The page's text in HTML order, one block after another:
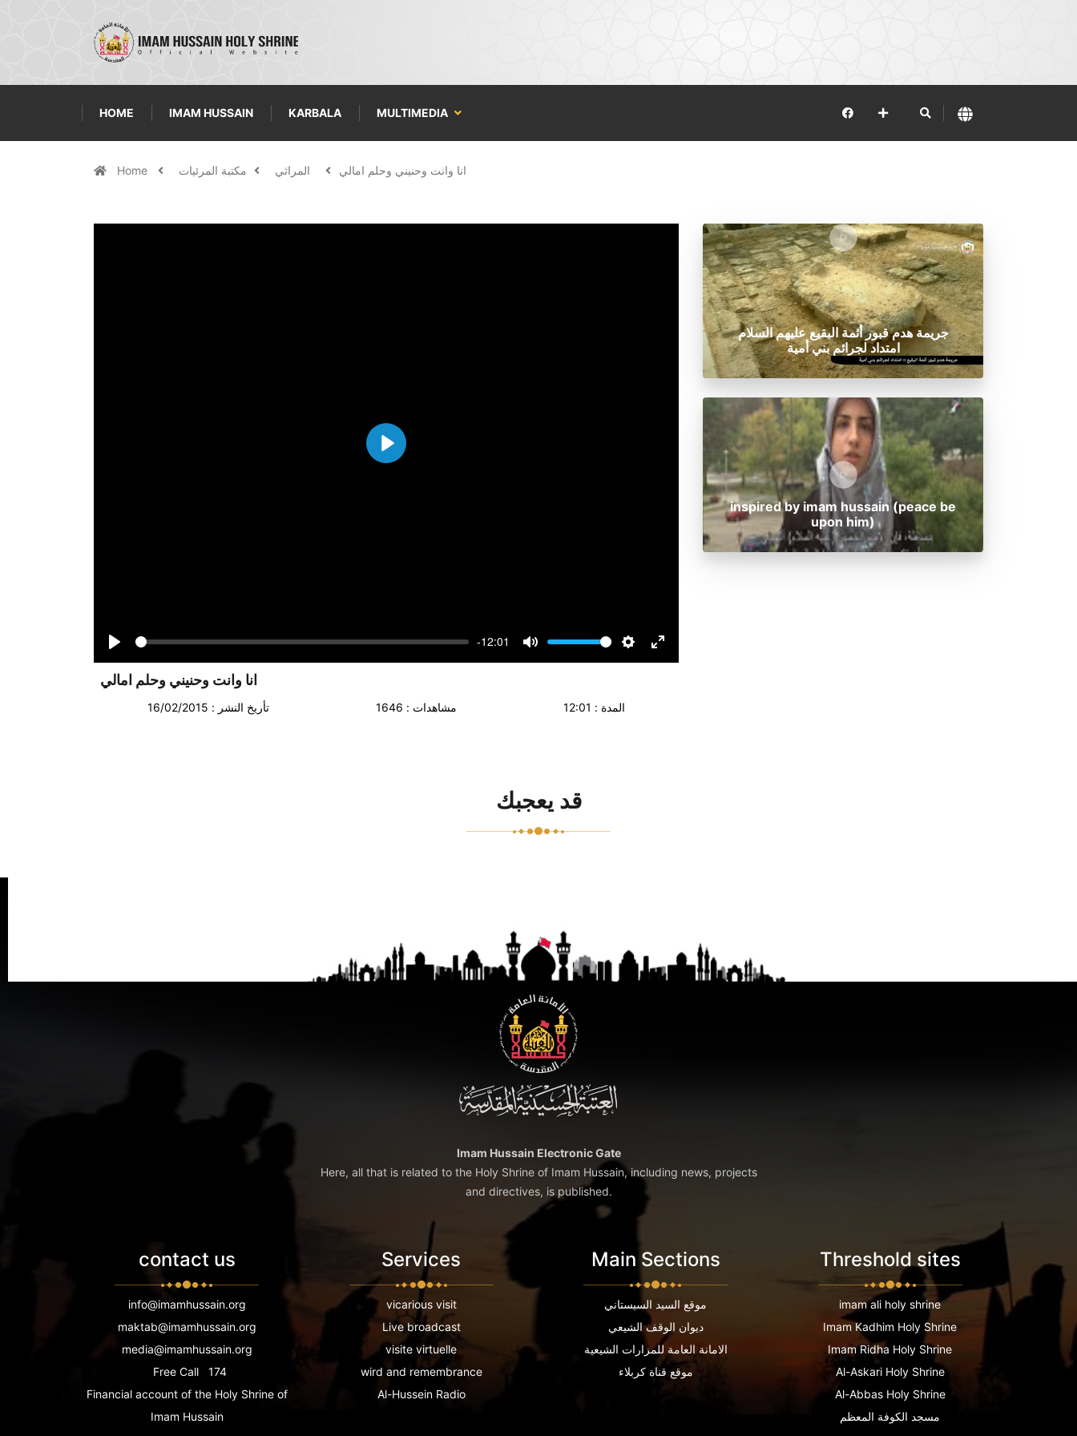
HOME IMAM HUSSAIN KARBALA MULTIMEDIA
Home مكتبة المرئيات المراثي انا وانت وحنيني وحلم امالي
Play
Seek
-12:01
Volume
انا وانت وحنيني وحلم امالي
تأريخ النشر : 16/02/2015 مشاهدات : 1646 المدة : 12:01
جريمة هدم قبور أئمة البقيع عليهم السلام
امتداد لجرائم بني أمية
inspired by imam hussain (peace be
upon him)
قد يعجبك
Imam Hussain Electronic Gate
Here, all that is related to the Holy Shrine of Imam Hussain, including news, projects
and directives, is published.
contact us
info@imamhussain.org
maktab@imamhussain.org
media@imamhussain.org
Free Call
174
Financial account of the Holy Shrine of
Imam Hussain
Services
vicarious visit
Live broadcast
visite virtuelle
wird and remembrance
Al-Hussein Radio
Main Sections
موقع السيد السيستاني
ديوان الوقف الشيعي
الامانة العامة للمزارات الشيعية
موقع قناة كربلاء
Threshold sites
imam ali holy shrine
Imam Kadhim Holy Shrine
Imam Ridha Holy Shrine
Al-Askari Holy Shrine
Al-Abbas Holy Shrine
مسجد الكوفة المعظم